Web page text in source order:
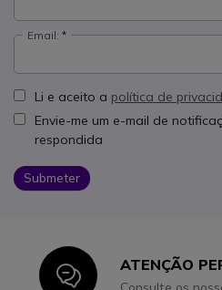
Email:
Li e aceito a política de
Envie-me um e-mail de
respondida
Submeter
IconATENÇÃO